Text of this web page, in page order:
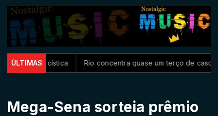
ÚLTIMAS
cística Rio concentra quase um terço de casos de
Mega-Sena sorteia prêmio